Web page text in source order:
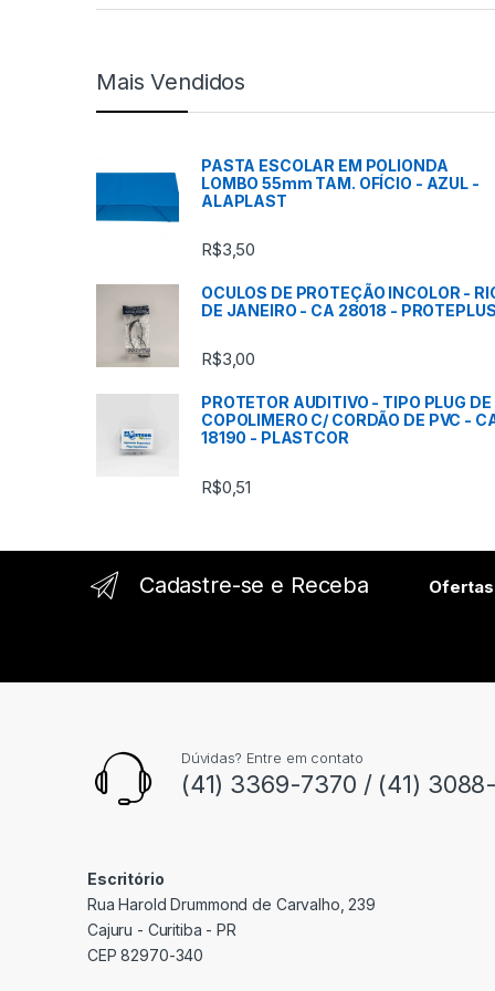
l
Mais Vendidos
PASTA ESCOLAR EM POLIONDA
LOMBO 55mm TAM. OFÍCIO - AZUL -
ALAPLAST
R$3,50
OCULOS DE PROTEÇÃO INCOLOR -
DE JANEIRO - CA 28018 - PROTEPLUS
R$3,00
PROTETOR AUDITIVO - TIPO PLUG DE
COPOLIMERO C/ CORDÃO DE PVC -
18190 - PLASTCOR
R$0,51
Cadastre-se e Receba
Dúvidas? Entre em contato
(41) 3369-7370 / (41)
Escritório
Rua Harold Drummond de Carvalho, 239
Cajuru - Curitiba - PR
CEP 82970-340